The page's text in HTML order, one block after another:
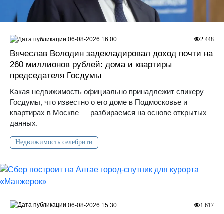
Вячеслав Володин задекладировал доход почти на
260 миллионов рублей: дома и квартиры
председателя Госдумы
Какая недвижимость официально принадлежит спикеру
Госдумы, что известно о его доме в Подмосковье и
квартирах в Москве — разбираемся на основе открытых
данных.
Недвижимость селебрити
2 448
06-08-2026 16:00
1 617
06-08-2026 15:30